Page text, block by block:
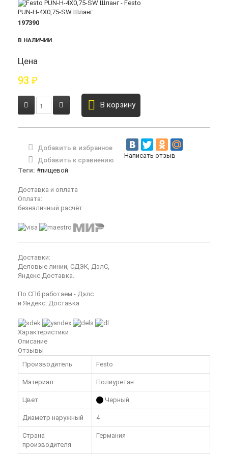
197390
В НАЛИЧИИ
Цена
93 ₽
В корзину
Добавить в избранное
Добавить к сравнению
Написать отзыв
Теги: #пищевой
Доставка и оплата
Оплата:
безналичный расчёт
Доставки:
Деловые линии, СДЭК, ДэлС,
Яндекс.Доставка.
По СПб работаем - Дэлс
и Яндекс. Доставка
Характеристики
Описание
Отзывы
Производитель
Festo
Материал Полиуретан
Цвет Черный
Диаметр наружный 4
Страна
производителя
Германия